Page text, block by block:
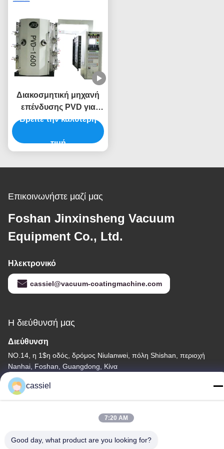
Διακοσμητική μηχανή
επένδυσης PVD για
πλαστικά μέρη ABS PC
υποστρώματος μη
χαμηλής θερμοκρασίας
Βρείτε την καλύτερη
τιμή
Επικοινωνήστε μαζί μας
Foshan Jinxinsheng Vacuum
Equipment Co., Ltd.
Ηλεκτρονικό
cassiel@vacuum-coatingmachine.com
Η διεύθυνσή μας
Διεύθυνση
NO.14, η 1$η οδός, δρόμος Niulanwei, πόλη Shishan, περιοχή
Nanhai, Foshan, Guangdong, Κίνα
Τηλεφώνημα
86-139-2915-0962
cassiel
7:20 AM
Good day, what product are you looking for?